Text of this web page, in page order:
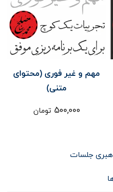
مهم و غیر فوری (محتوای
متنی)
500,000 تومان
جلسات